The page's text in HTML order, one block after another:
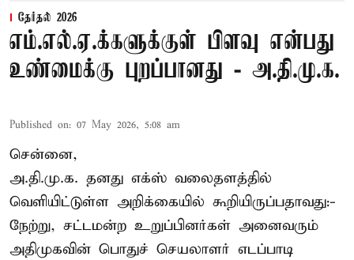
தேர்தல் 2026
எம்.எல்.ஏ.க்களுக்குள் பிளவு என்பது
உண்மைக்கு புறப்பானது - அ.தி.மு.க.
Published on: 07 May 2026, 5:08 am
சென்னை,
அ.தி.மு.க. தனது எக்ஸ் வலைதளத்தில்
வெளியிட்டுள்ள அறிக்கையில் கூறியிருப்பதாவது:-
நேற்று, சட்டமன்ற உறுப்பினர்கள் அனைவரும்
அதிமுகவின் பொதுச் செயலாளர் எடப்பாடி